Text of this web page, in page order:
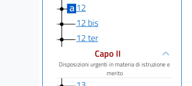
12
12 bis
12 ter
Capo II
Disposizioni urgenti in materia di istruzione e
merito